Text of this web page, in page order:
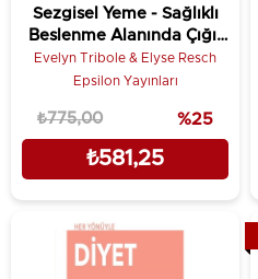
Sezgisel Yeme - Sağlıklı
Beslenme Alanında Çığır
Açan Yaklaşım
Evelyn Tribole & Elyse Resch
Epsilon Yayınları
₺581,25
₺775,00 %25